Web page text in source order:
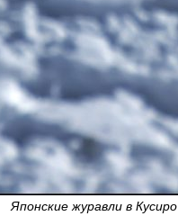
Японские журавли в Кусиро